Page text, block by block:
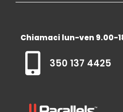
Chiamaci lun-ven 9.00-
350 137 4425